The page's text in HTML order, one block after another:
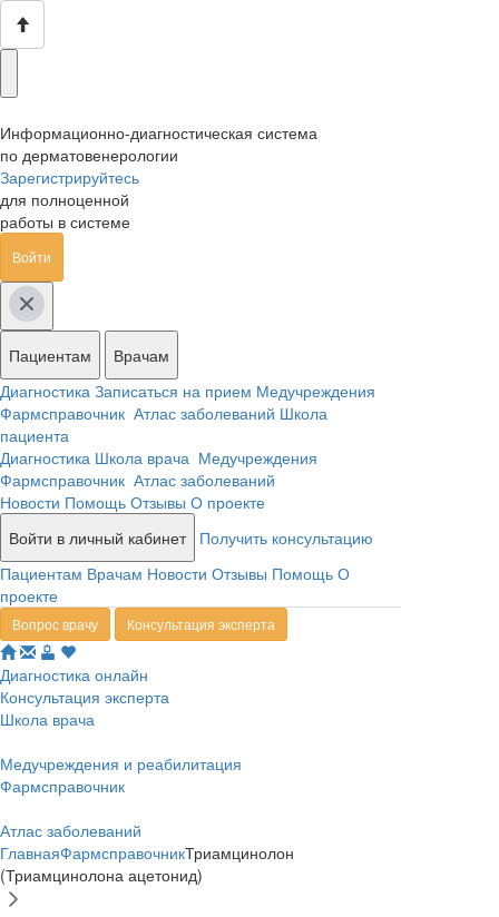
Информационно-диагностическая система
по дерматовенерологии
Зарегистрируйтесь
для полноценной
работы в системе
Войти
Пациентам
Врачам
Диагностика Записаться на прием Медучреждения
Фармсправочник Атлас заболеваний Школа
пациента
Диагностика Школа врача Медучреждения
Фармсправочник Атлас заболеваний
Новости Помощь Отзывы О проекте
Войти в личный кабинет
Получить консультацию
Пациентам Врачам Новости Отзывы Помощь О
проекте
Вопрос врачу Консультация эксперта
Диагностика онлайн
Консультация эксперта
Школа врача
Медучреждения и реабилитация
Фармсправочник
Атлас заболеваний
ГлавнаяФармсправочникТриамцинолон
(Триамцинолона ацетонид)